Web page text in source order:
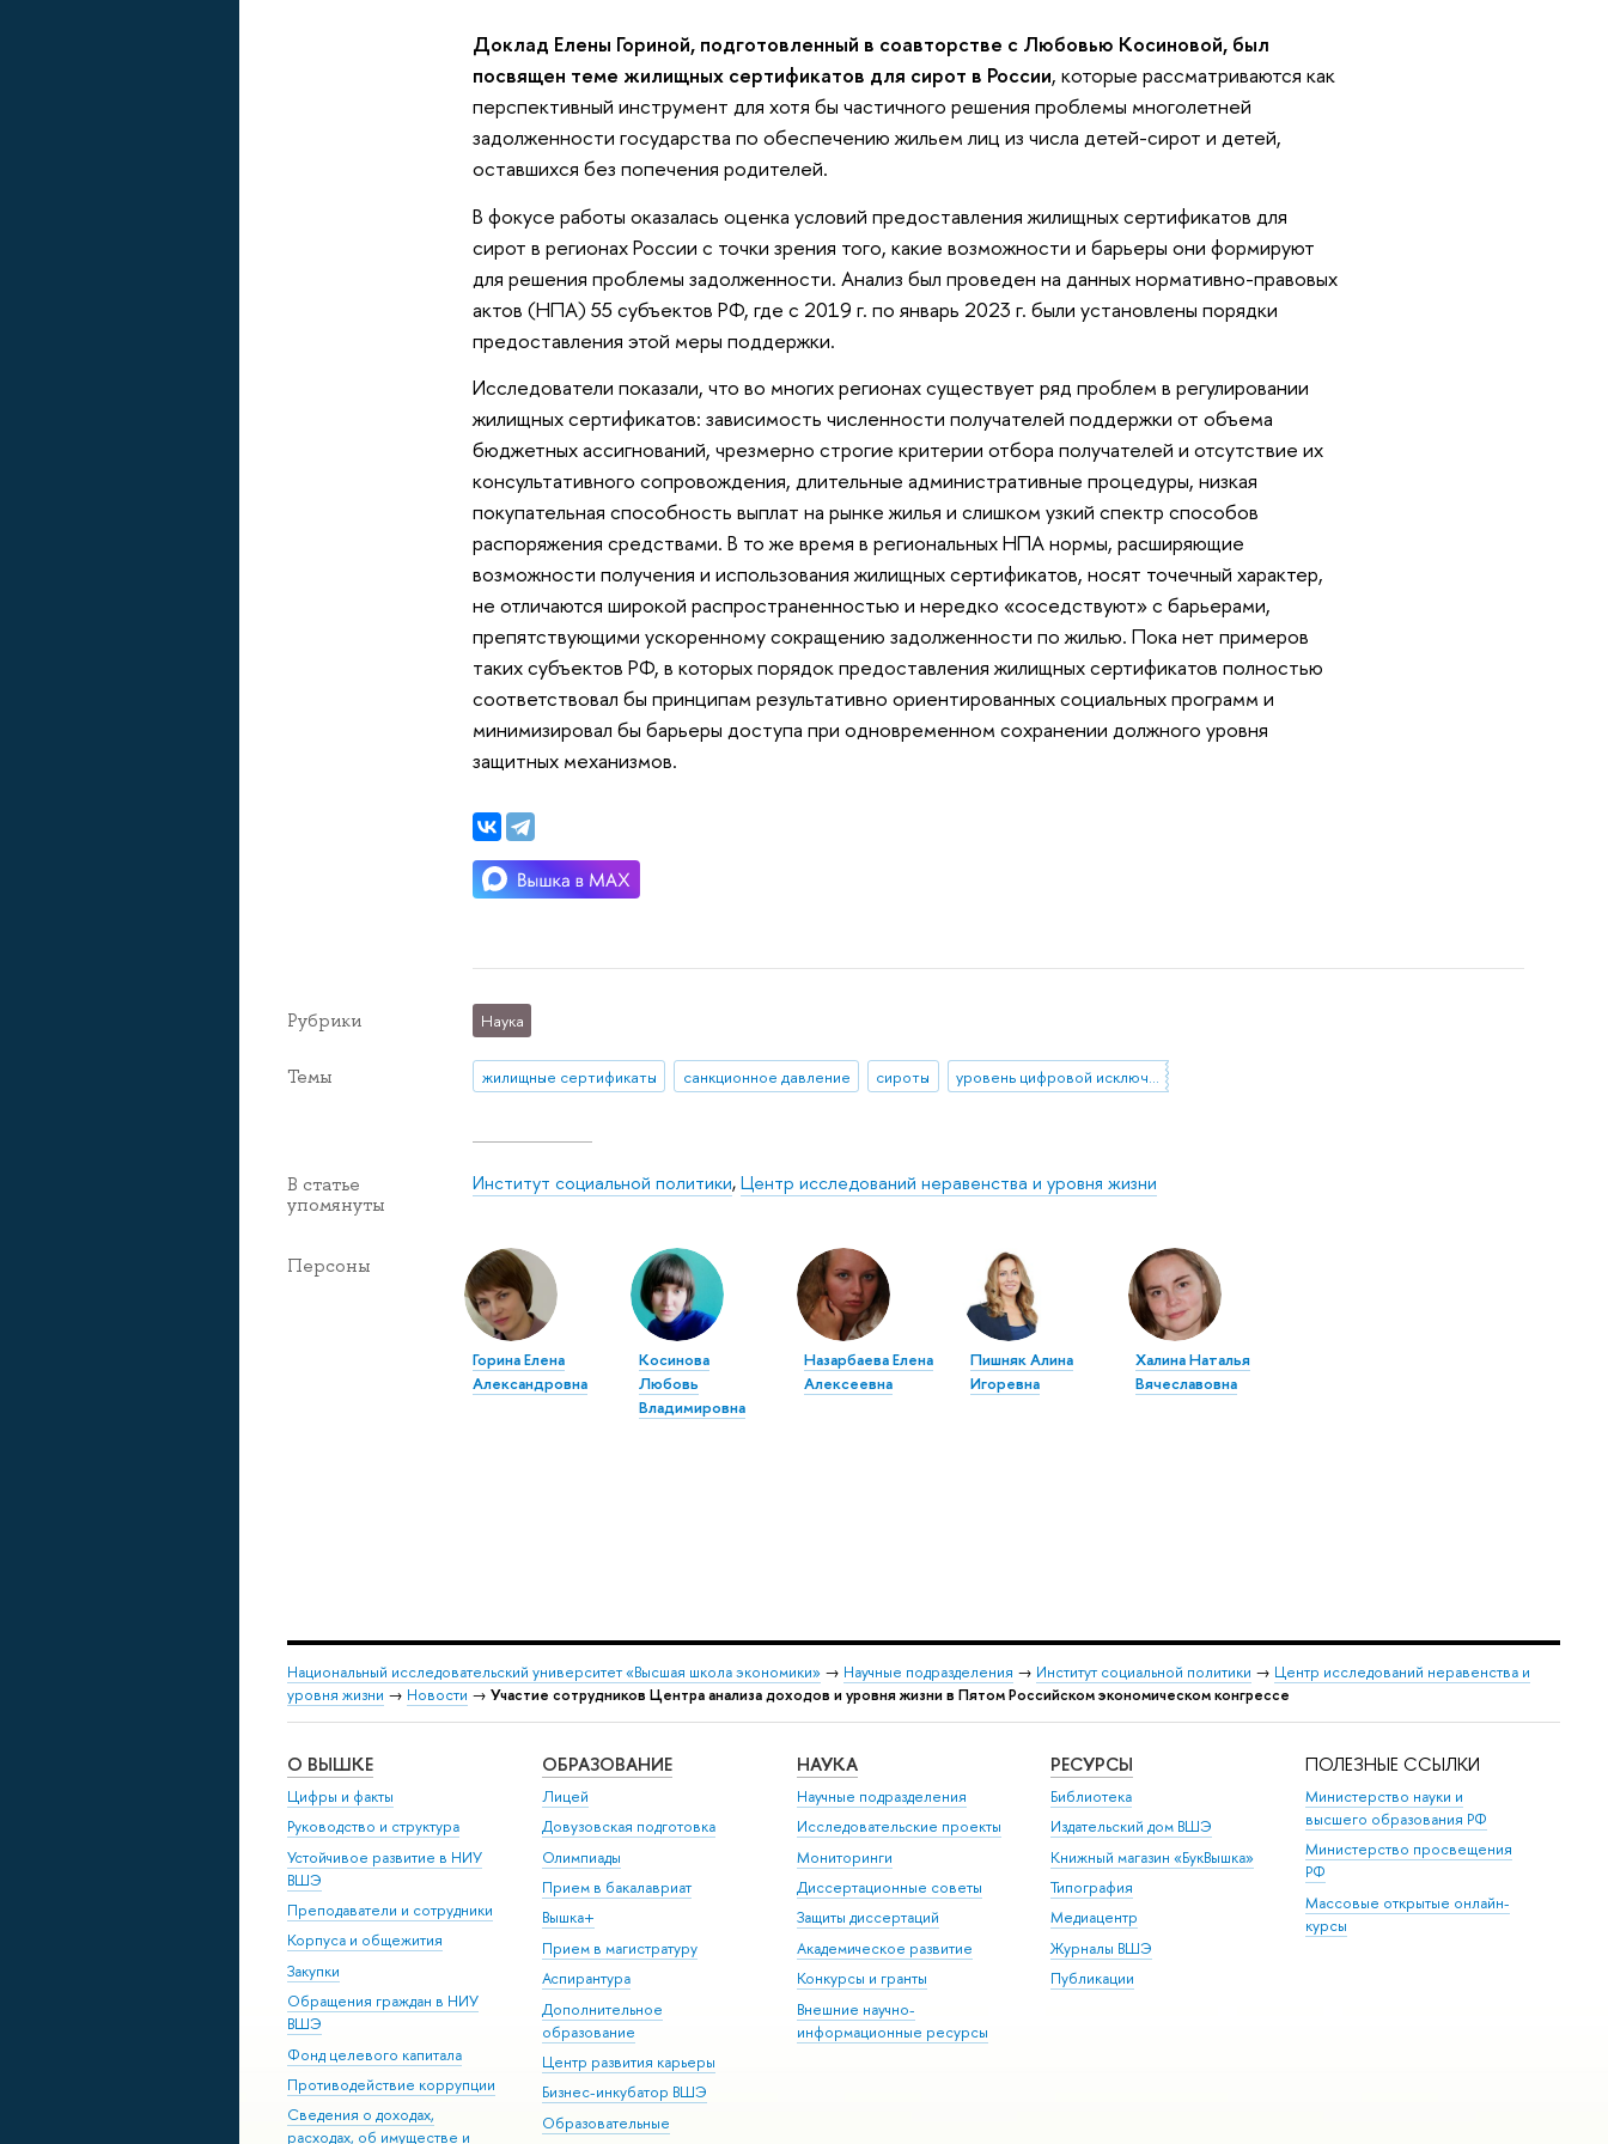
Доклад Елены Гориной, подготовленный в соавторстве с Любовью Косиновой, был
посвящен теме жилищных сертификатов для сирот в России, которые рассматриваются как
перспективный инструмент для хотя бы частичного решения проблемы многолетней
задолженности государства по обеспечению жильем лиц из числа детей-сирот и детей,
оставшихся без попечения родителей.
В фокусе работы оказалась оценка условий предоставления жилищных сертификатов для
сирот в регионах России с точки зрения того, какие возможности и барьеры они формируют
для решения проблемы задолженности. Анализ был проведен на данных нормативно-правовых
актов (НПА) 55 субъектов РФ, где с 2019 г. по январь 2023 г. были установлены порядки
предоставления этой меры поддержки.
Исследователи показали, что во многих регионах существует ряд проблем в регулировании
жилищных сертификатов: зависимость численности получателей поддержки от объема
бюджетных ассигнований, чрезмерно строгие критерии отбора получателей и отсутствие их
консультативного сопровождения, длительные административные процедуры, низкая
покупательная способность выплат на рынке жилья и слишком узкий спектр способов
распоряжения средствами. В то же время в региональных НПА нормы, расширяющие
возможности получения и использования жилищных сертификатов, носят точечный характер,
не отличаются широкой распространенностью и нередко «соседствуют» с барьерами,
препятствующими ускоренному сокращению задолженности по жилью. Пока нет примеров
таких субъектов РФ, в которых порядок предоставления жилищных сертификатов полностью
соответствовал бы принципам результативно ориентированных социальных программ и
минимизировал бы барьеры доступа при одновременном сохранении должного уровня
защитных механизмов.
Рубрики Наука
Темы жилищные сертификаты санкционное давление сироты
В статье
упомянуты
Институт социальной политики,Центр исследований неравенства и уровня жизни
Персоны
Горина Елена
Александровна
Косинова
Любовь
Владимировна
Назарбаева Елена
Алексеевна
Пишняк Алина
Игоревна
Халина Наталья
Вячеславовна
Национальный исследовательский университет «Высшая школа экономики» → Научные подразделения → Институт социальной политики → Центр исследований неравенства и
уровня жизни → Новости → Участие сотрудников Центра анализа доходов и уровня жизни в Пятом Российском экономическом конгрессе
О ВЫШКЕ
Цифры и факты
Руководство и структура
Устойчивое развитие в НИУ
ВШЭ
Преподаватели и сотрудники
Корпуса и общежития
Закупки
Обращения граждан в НИУ
ВШЭ
Фонд целевого капитала
Противодействие коррупции
Сведения о доходах,
расходах, об имуществе и
ОБРАЗОВАНИЕ
Лицей
Довузовская подготовка
Олимпиады
Прием в бакалавриат
Вышка+
Прием в магистратуру
Аспирантура
Дополнительное
образование
Центр развития карьеры
Бизнес-инкубатор ВШЭ
Образовательные
НАУКА
Научные подразделения
Исследовательские проекты
Мониторинги
Диссертационные советы
Защиты диссертаций
Академическое развитие
Конкурсы и гранты
Внешние научно-
информационные ресурсы
РЕСУРСЫ
Библиотека
Издательский дом ВШЭ
Книжный магазин «БукВышка»
Типография
Медиацентр
Журналы ВШЭ
Публикации
ПОЛЕЗНЫЕ ССЫЛКИ
Министерство науки и
высшего образования РФ
Министерство просвещения
РФ
Массовые открытые онлайн-
курсы